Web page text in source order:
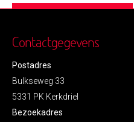
Contactgegevens
Postadres
Bulkseweg 33
5331 PK Kerkdriel
Bezoekadres